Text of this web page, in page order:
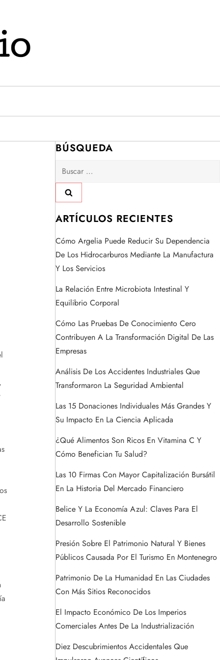
BÚSQUEDA
Buscar:
ARTÍCULOS RECIENTES
Cómo Argelia Puede Reducir Su Dependencia
De Los Hidrocarburos Mediante La Manufactura
Y Los Servicios
La Relación Entre Microbiota Intestinal Y
Equilibrio Corporal
Cómo Las Pruebas De Conocimiento Cero
Contribuyen A La Transformación Digital De Las
Empresas
Análisis De Los Accidentes Industriales Que
Transformaron La Seguridad Ambiental
Las 15 Donaciones Individuales Más Grandes Y
Su Impacto En La Ciencia Aplicada
¿Qué Alimentos Son Ricos En Vitamina C Y
Cómo Benefician Tu Salud?
Las 10 Firmas Con Mayor Capitalización Bursátil
En La Historia Del Mercado Financiero
Belice Y La Economía Azul: Claves Para El
Desarrollo Sostenible
Presión Sobre El Patrimonio Natural Y Bienes
Públicos Causada Por El Turismo En Montenegro
Patrimonio De La Humanidad En Las Ciudades
Con Más Sitios Reconocidos
El Impacto Económico De Los Imperios
Comerciales Antes De La Industrialización
Diez Descubrimientos Accidentales Que